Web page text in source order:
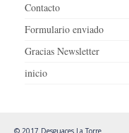
Contacto
Formulario enviado
Gracias Newsletter
inicio
© 2017 Desguaces La Torre